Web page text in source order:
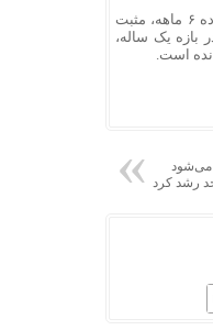
هم‌چنین یک صندوق بخشی در بازده ۶ ماهه، مثبت
بازه یک ساله،
می‌شود